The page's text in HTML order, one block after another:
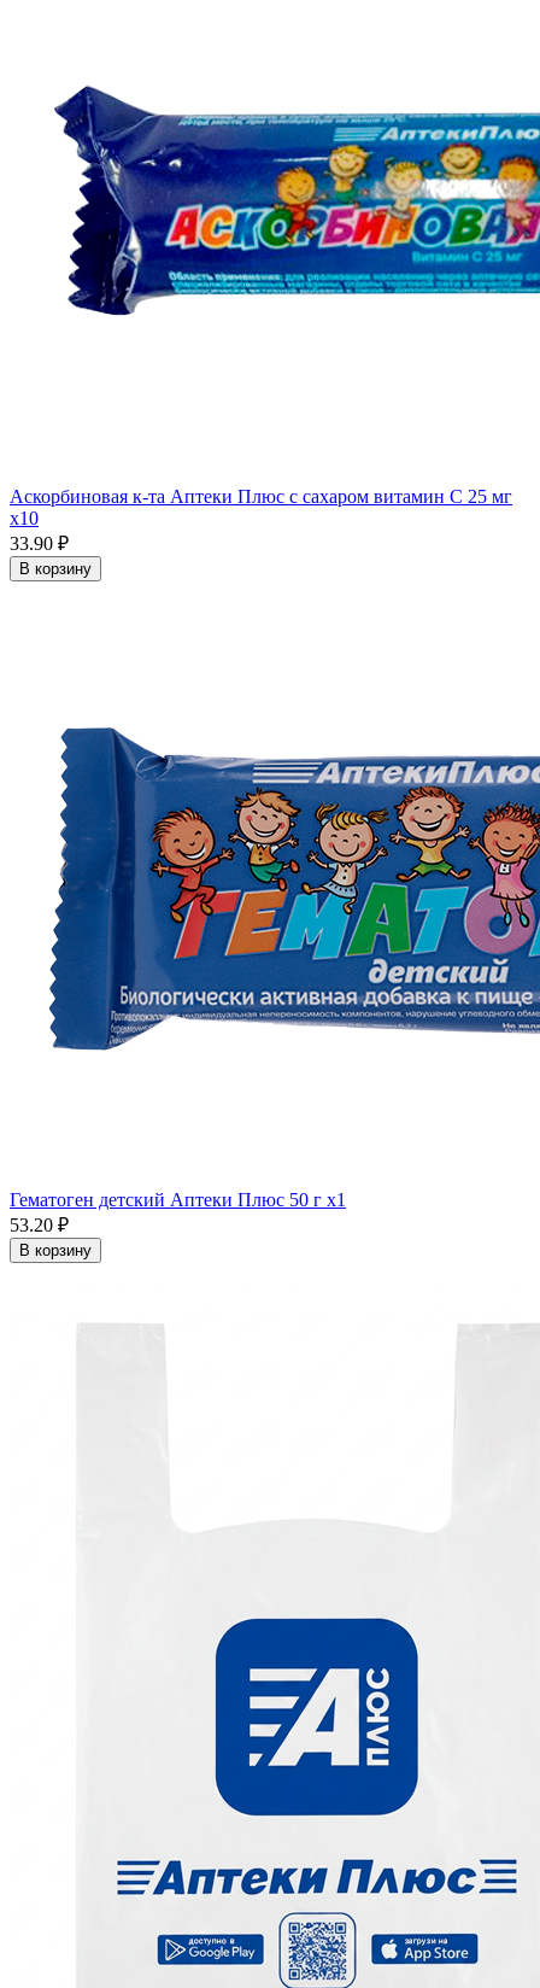
Аскорбиновая к-та Аптеки Плюс с сахаром витамин С 25 мг
x10
33.90 ₽
В корзину
Гематоген детский Аптеки Плюс 50 г x1
53.20 ₽
В корзину